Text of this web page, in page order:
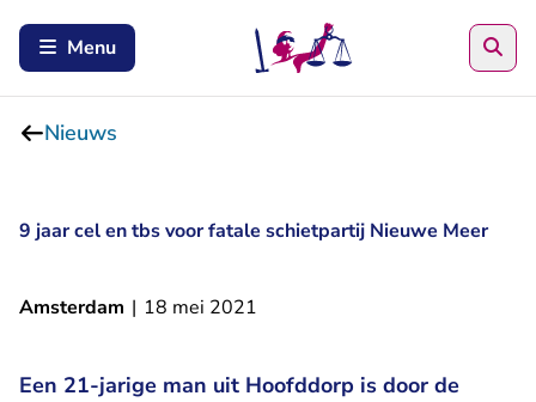
Menu
Nieuws
9 jaar cel en tbs voor fatale schietpartij Nieuwe Meer
Amsterdam | 18 mei 2021
Een 21-jarige man uit Hoofddorp is door de